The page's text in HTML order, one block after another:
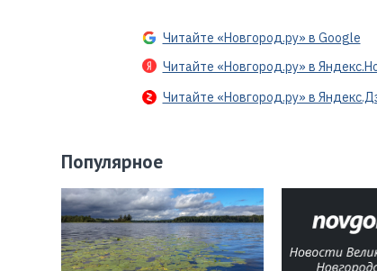
Читайте «Новгород.ру» в Google
Читайте «Новгород.ру» в
Читайте «Новгород.ру» в
Популярное